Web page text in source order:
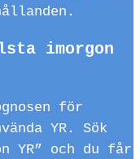
imorgon
för
YR. Sök
YR” och du får